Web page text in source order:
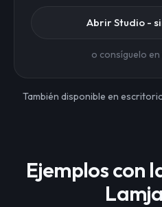
Abrir Studio -
o consíguelo en
También disponible en
Ejemplos con